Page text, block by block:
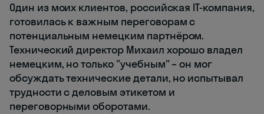
Один из моих клиентов, российская IT-компания,
готовилась к важным переговорам с
потенциальным немецким партнёром.
Технический директор Михаил хорошо владел
немецким, но только "учебным" – он мог
обсуждать технические детали, но испытывал
трудности с деловым этикетом и
переговорными оборотами.